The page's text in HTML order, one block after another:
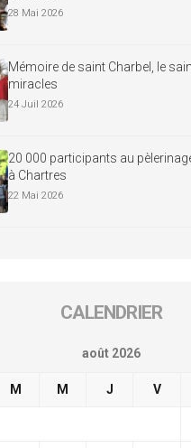
28 Mai 2026
Mémoire de saint Charbel, le
miracles
24 Juil 2026
20 000 participants au
à Chartres
22 Mai 2026
CALENDRIER
août 2026
M M J V